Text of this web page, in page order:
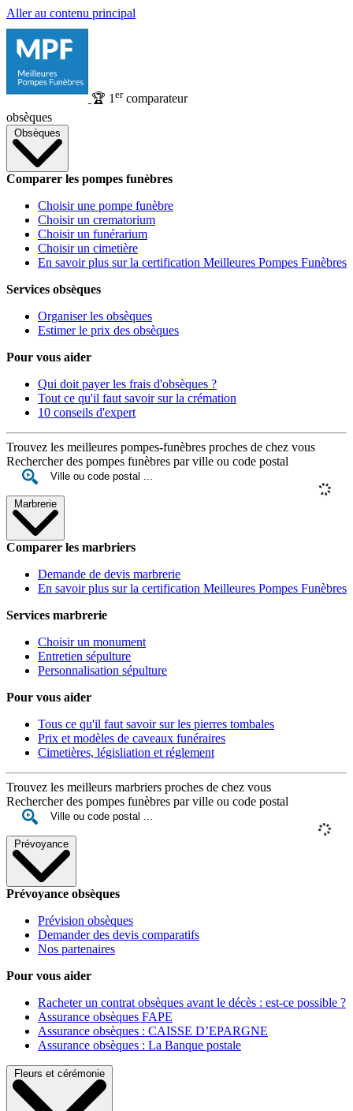
Aller au contenu principal
🏆 1 ercomparateur
obsèques
Obsèques
Comparer les pompes funèbres
Choisir une pompe funèbre
Choisir un crematorium
Choisir un funérarium
Choisir un cimetière
En savoir plus sur la certification Meilleures Pompes Funèbres
Services obsèques
Organiser les obsèques
Estimer le prix des obsèques
Pour vous aider
Qui doit payer les frais d'obsèques ?
Tout ce qu'il faut savoir sur la crémation
10 conseils d'expert
Trouvez les meilleures pompes-funèbres proches de chez vous
Rechercher des pompes funèbres par ville ou code postal
Marbrerie
Comparer les marbriers
Demande de devis marbrerie
En savoir plus sur la certification Meilleures Pompes Funèbres
Services marbrerie
Choisir un monument
Entretien sépulture
Personnalisation sépulture
Pour vous aider
Tous ce qu'il faut savoir sur les pierres tombales
Prix et modèles de caveaux funéraires
Cimetières, législiation et réglement
Trouvez les meilleurs marbriers proches de chez vous
Rechercher des pompes funèbres par ville ou code postal
Prévoyance
Prévoyance obsèques
Prévision obsèques
Demander des devis comparatifs
Nos partenaires
Pour vous aider
Racheter un contrat obsèques avant le décès : est-ce possible ?
Assurance obsèques FAPE
Assurance obsèques : CAISSE D’EPARGNE
Assurance obsèques : La Banque postale
Fleurs et cérémonie